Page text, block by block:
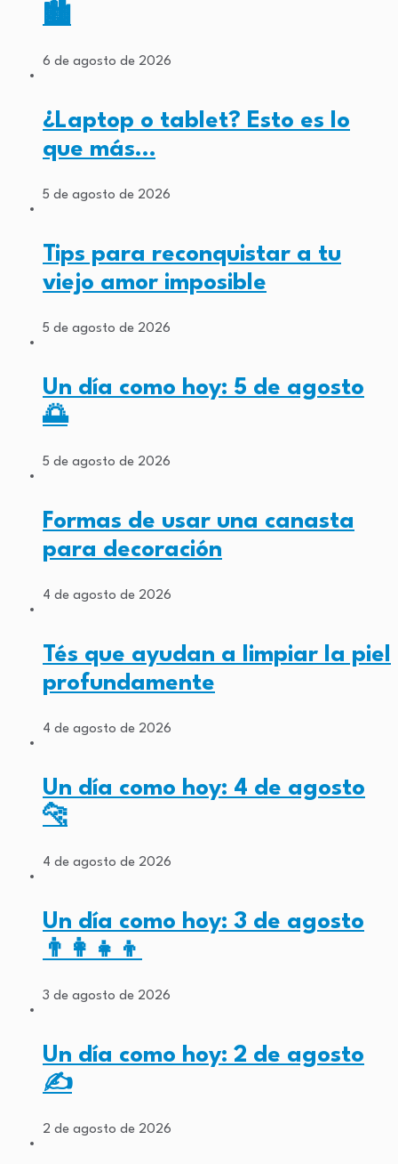
🏙️
6 de agosto de 2026
¿Laptop o tablet? Esto es lo
que más…
5 de agosto de 2026
Tips para reconquistar a tu
viejo amor imposible
5 de agosto de 2026
Un día como hoy: 5 de agosto
🌅
5 de agosto de 2026
Formas de usar una canasta
para decoración
4 de agosto de 2026
Tés que ayudan a limpiar la piel
profundamente
4 de agosto de 2026
Un día como hoy: 4 de agosto
🐆
4 de agosto de 2026
Un día como hoy: 3 de agosto
👨‍👩‍👧‍👦
3 de agosto de 2026
Un día como hoy: 2 de agosto
✍️
2 de agosto de 2026